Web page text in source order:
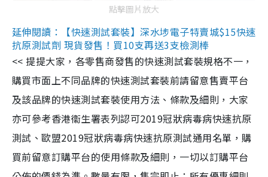
點擊圖片放大
延伸閱讀：【快速測試套裝】深水埗電子特賣城$15快速
抗原測試劑 現貨發售！買10支再送3支檢測棒
<< 提提大家，各零售商發售的快速測試套裝規格不一，
購買市面上不同品牌的快速測試套裝前請留意售賣平台
及該品牌的快速測試套裝使用方法、條款及細則，大家
亦可參考香港衞生署表列認可2019冠狀病毒病快速抗原
測試、歐盟2019冠狀病毒病快速抗原測試通用名單，購
買前留意訂購平台的使用條款及細則，一切以訂購平台